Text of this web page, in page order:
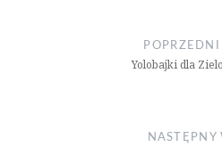
Yolobajki dla
NASTĘPNY